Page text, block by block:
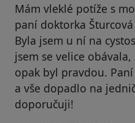
Mám vleklé potíže s
paní doktorka
Byla jsem u ní na
jsem se velice
opak byl pravdou.
a vše dopadlo na
doporučuji!